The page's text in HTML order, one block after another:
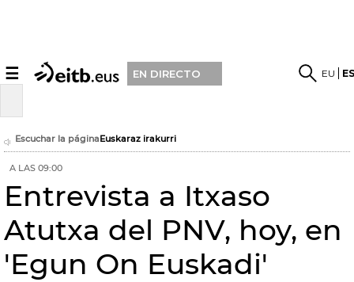
☰ EN DIRECTO EU
Escuchar la páginaEuskaraz irakurri
A LAS 09:00
Entrevista a Itxaso
Atutxa del PNV, hoy, en
'Egun On Euskadi'